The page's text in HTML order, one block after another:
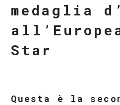
medaglia
Star
Questa è la